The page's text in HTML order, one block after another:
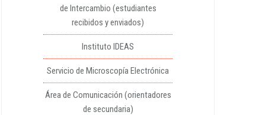
de Intercambio (estudiantes
recibidos y enviados)
Instituto IDEAS
Servicio de Microscopía Electrónica
Área de Comunicación (orientadores
de secundaria)